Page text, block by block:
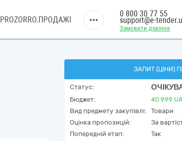
PROZORRO.ПРОДАЖІ
Замовити дзвінок
0 800 30 77 55
support@e-
ЗАПИТ (ЦІНИ)
Статус:
Бюджет: 40 999
Вид предмету закупівлі:
Товари
Оцінка пропозицій:
За
Попередній етап:
Так